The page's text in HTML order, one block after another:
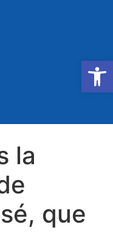
Abrir
la
que